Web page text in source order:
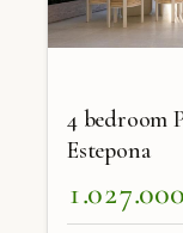
4 bedroom
Estepona